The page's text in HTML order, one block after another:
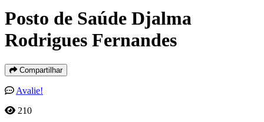
Posto de Saúde Djalma
Rodrigues Fernandes
Compartilhar
Avalie!
210